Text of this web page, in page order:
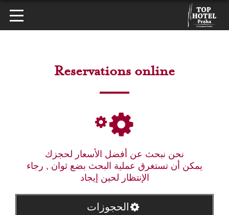
Reservations online
نحن نبحث عن أفضل الأسعار لحجزك
يمكن أن تستغرق عملية البحث بضع ثوان , رجاء
الإنتظار لحين إيجاد
الحجوزات